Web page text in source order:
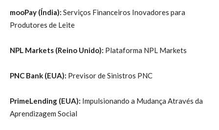
mooPay (Índia): Serviços Financeiros Inovadores para
Produtores de Leite
NPL Markets (Reino Unido): Plataforma NPL Markets
PNC Bank (EUA): Previsor de Sinistros PNC
PrimeLending (EUA): Impulsionando a Mudança Através da
Aprendizagem Social